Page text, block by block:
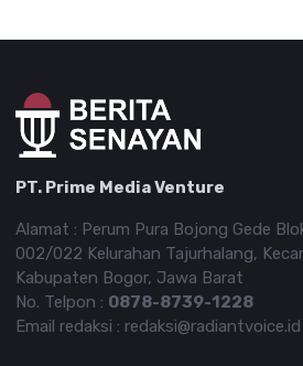
PT. Prime Media Venture
Alamat : Perum Pura Bojong Gede
002/022 Kelurahan Tajurhalang,
Kabupaten Bogor, Jawa Barat
No. Telpon : 0878-8739-1228
Email redaksi : redaksi@radiantvoice.id